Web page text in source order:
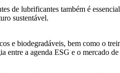
de lubrificantes também é
sustentável.
e biodegradáveis, bem como o
entre a agenda ESG e o mercado